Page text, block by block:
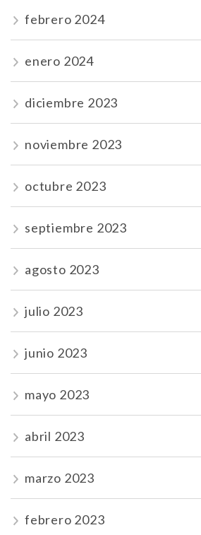
febrero 2024
enero 2024
diciembre 2023
noviembre 2023
octubre 2023
septiembre 2023
agosto 2023
julio 2023
junio 2023
mayo 2023
abril 2023
marzo 2023
febrero 2023